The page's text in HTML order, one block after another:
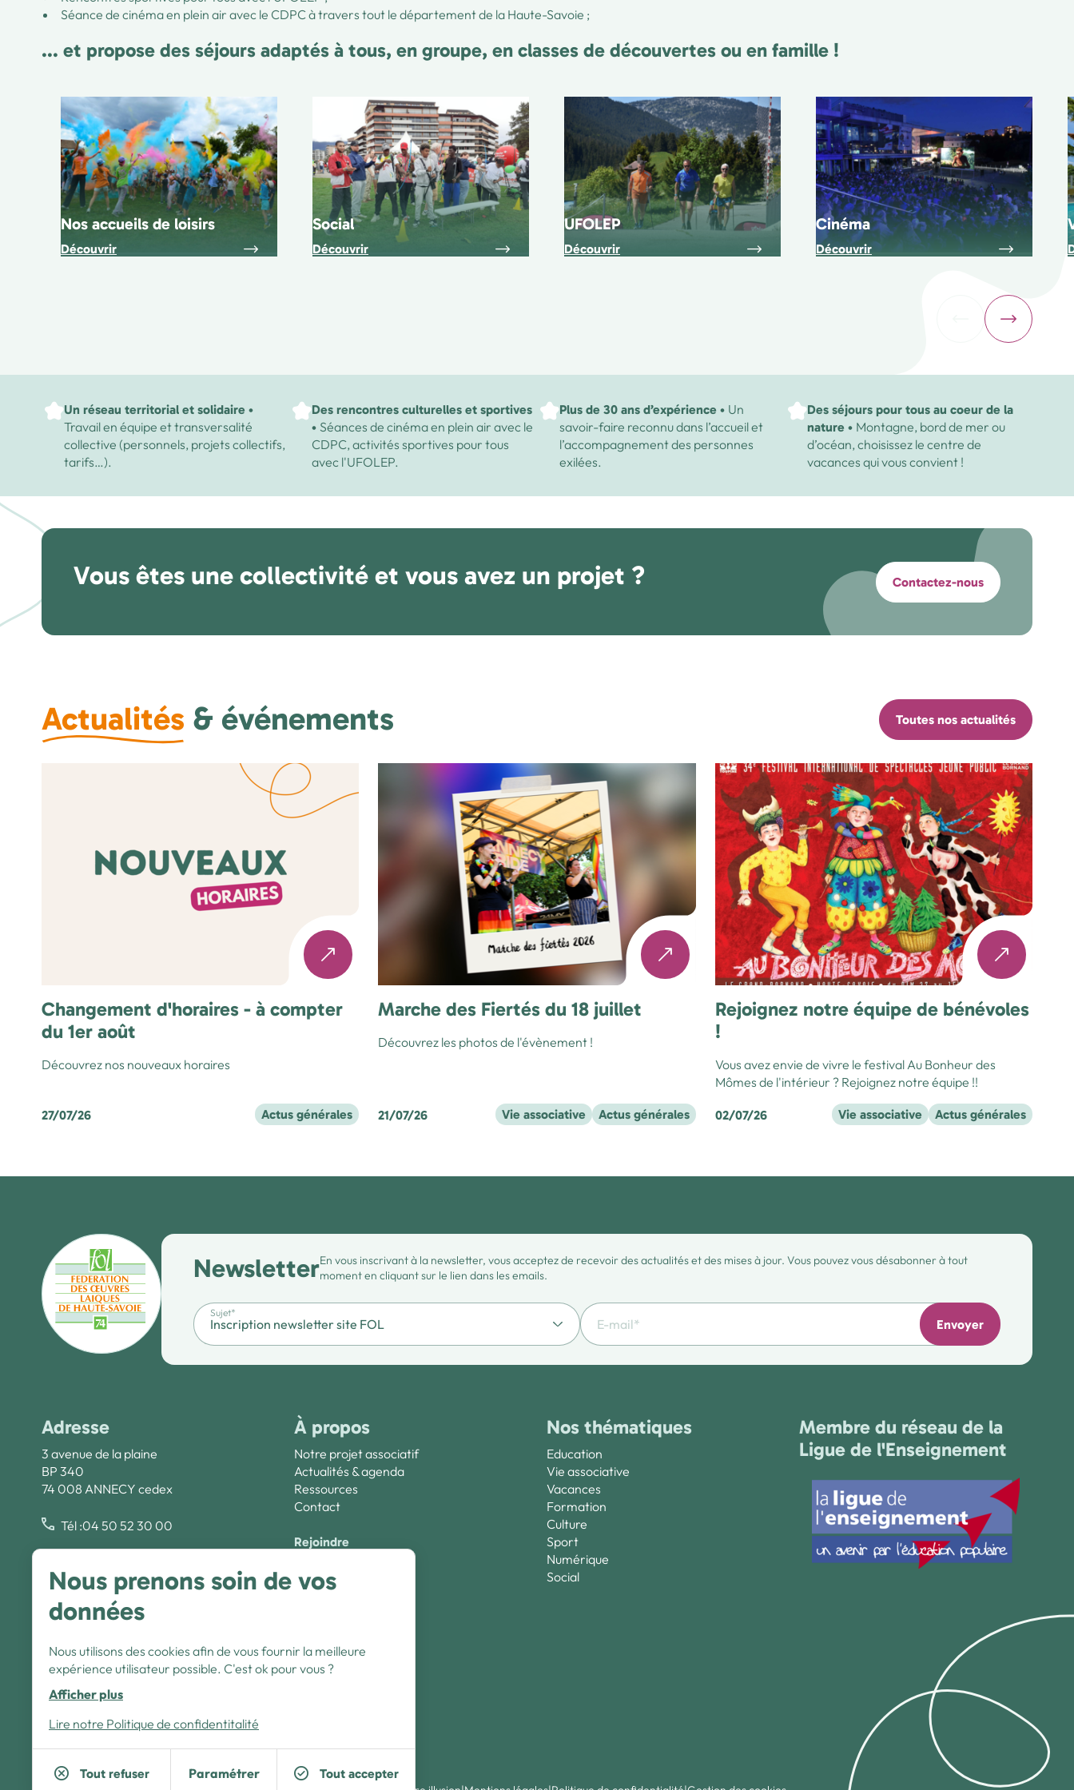
Séance de cinéma en plein air avec le CDPC à travers tout le département de la Haute-Savoie ;
... et propose des séjours adaptés à tous, en groupe, en classes de découvertes ou en famille !
Nos accueils de loisirs
Découvrir
Social
Découvrir
UFOLEP
Découvrir
Cinéma
Découvrir
Un réseau territorial et solidaire •
Travail en équipe et transversalité
collective (personnels, projets collectifs,
tarifs…).
Des rencontres culturelles et sportives
• Séances de cinéma en plein air avec le
CDPC, activités sportives pour tous
avec l'UFOLEP.
Plus de 30 ans d’expérience • Un
savoir-faire reconnu dans l’accueil et
l’accompagnement des personnes
exilées.
Des séjours pour tous au coeur de la
nature • Montagne, bord de mer ou
d’océan, choisissez le centre de
vacances qui vous convient !
Vous êtes une collectivité et vous avez un projet ? Contactez-nous
Actualités & événements
Changement d'horaires - à compter
du 1er août
Découvrez nos nouveaux horaires
27/07/26 Actus générales
Marche des Fiertés du 18 juillet
Découvrez les photos de l'évènement !
21/07/26 Vie associative Actus générales
Rejoignez notre équipe de bénévoles
!
Vous avez envie de vivre le festival Au Bonheur des
Mômes de l'intérieur ? Rejoignez notre équipe !!
02/07/26 Vie associative Actus générales
Toutes nos actualités
NewsletterEn vous inscrivant à la newsletter, vous acceptez de recevoir des actualités et des mises à jour. Vous pouvez vous désabonner à tout
moment en cliquant sur le lien dans les emails.
Sujet*
Envoyer
Adresse
3 avenue de la plaine
BP 340
74 008 ANNECY cedex
Tél :04 50 52 30 00
Laïques de Haute-Savoie (FOL 74) est une
association loi 1901 d’éducation populaire,
complémentaire de l’école publique, actrice de
l’économie sociale et solidaire. Les actions que
fondent sur trois grands piliers : la laïcité,
comme combat ; l’éducation, comme grande
Nous suivre :
À propos
Notre projet associatif
Actualités & agenda
Ressources
Contact
Rejoindre
Nos thématiques
Education
Vie associative
Vacances
Formation
Culture
Sport
Numérique
Social
Membre du réseau de la
Ligue de l'Enseignement
Nous prenons soin de vos
données
Nous utilisons des cookies afin de vous fournir la meilleure
expérience utilisateur possible. C'est ok pour vous ?
Afficher plus
Lire notre Politique de confidentitalité
Tout refuser Paramétrer Tout accepter